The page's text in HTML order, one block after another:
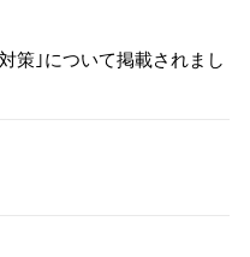
策｣について掲載されまし